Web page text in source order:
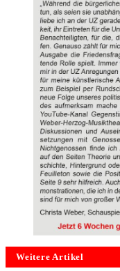
Weitere Artikel